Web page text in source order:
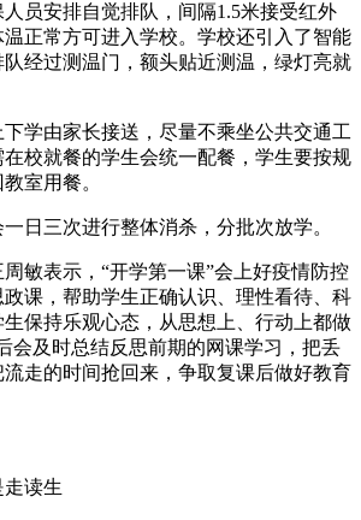
安排自觉排队，间隔1.5米接受红外
正常方可进入学校。学校还引入了智能
经过测温门，额头贴近测温，绿灯亮就
由家长接送，尽量不乘坐公共交通工
校就餐的学生会统一配餐，学生要按规
室用餐。
三次进行整体消杀，分批次放学。
表示，“开学第一课”会上好疫情防控
课，帮助学生正确认识、理性看待、科
保持乐观心态，从思想上、行动上都做
会及时总结反思前期的网课学习，把丢
走的时间抢回来，争取复课后做好教育
读生